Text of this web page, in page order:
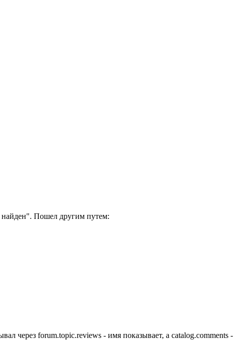
найден". Пошел другим путем:
через forum.topic.reviews - имя показывает, а catalog.comments -